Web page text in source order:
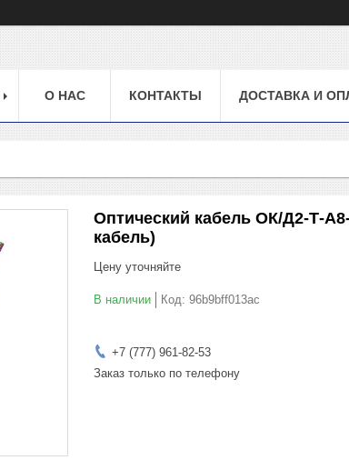
О НАС КОНТАКТЫ ДОСТАВКА И
Оптический кабель ОК/Д2-Т-
кабель)
Цену уточняйте
В наличии Код: 96b9bff013ac
+7 (777) 961-82-53
Заказ только по телефону